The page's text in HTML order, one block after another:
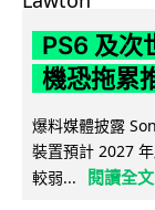
PS6 及次
機恐拖累
爆料媒體披露
裝置預計 2027
較弱...
閱讀全文